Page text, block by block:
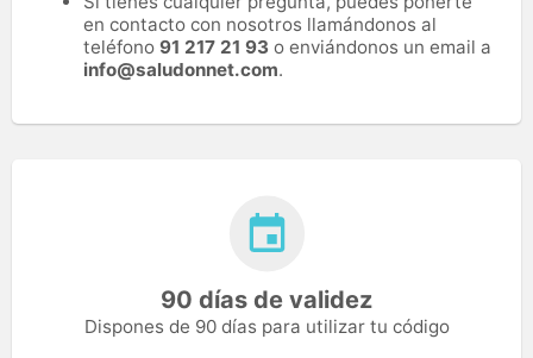
en contacto con nosotros llamándonos al
teléfono 91 217 21 93 o enviándonos un email a
info@saludonnet.com.
90 días de validez
Dispones de 90 días para utilizar tu código